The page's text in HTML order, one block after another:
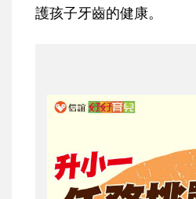
護孩子牙齒的健康。